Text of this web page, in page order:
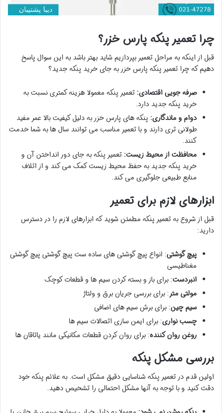
چرا تعمیر پنکه پارس خزر؟
قبل از اینکه به مراحل تعمیر بپردازیم شاید بهتر باشد به این سوال پاسخ
دهیم که چرا تعمیر پنکه پارس خزر به جای خرید پنکه جدید؟
صرفه جویی اقتصادی: تعمیر پنکه معمولا هزینه کمتری نسبت به
خرید پنکه جدید دارد.
دوام و ماندگاری: پنکه های پارس خزر به دلیل کیفیت بالا عمر مفید
طولانی تری دارند و با تعمیر مناسب می توانند سال ها به شما خدمت
کنند.
محافظت از محیط زیست: تعمیر پنکه به جای دور انداختن آن و
خرید پنکه جدید به حفظ محیط زیست کمک می کند و از اتلاف
منابع طبیعی جلوگیری می کند.
ابزارهای لازم برای تعمیر
قبل از شروع به تعمیر پنکه مطمئن شوید که ابزارهای لازم را در دسترس
دارید:
پیچ گوشتی: انواع پیچ گوشتی های ساده ست پیچ گوشتی پیچ گوشتی
مغناطیسی
انبردست: برای باز و بسته کردن سیم ها و قطعات کوچک
مولتی متر: برای بررسی جریان برق و ولتاژ
سیم چین: برای برش سیم های اضافی
چسب نواری: برای ایمن سازی اتصالات سیم ها
روغن روان کننده: برای روان کردن قطعات مکانیکی مانند یاتاقان ها
بررسی مشکل پنکه
اولین قدم در تعمیر پنکه شناسایی دقیق مشکل است. به علائم پنکه خود
دقت کنید و با توجه به آنها مشکل احتمالی را تشخیص دهید.